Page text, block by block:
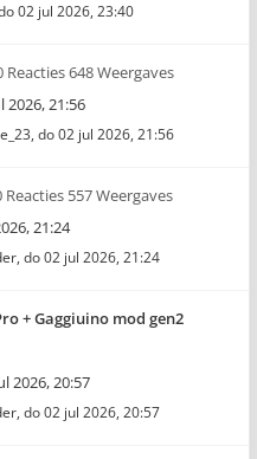
02 jul 2026, 23:40
Reacties 648 Weergaves
2026, 21:56
, do 02 jul 2026, 21:56
Reacties 557 Weergaves
21:24
, do 02 jul 2026, 21:24
+ Gaggiuino mod gen2
2026, 20:57
, do 02 jul 2026, 20:57